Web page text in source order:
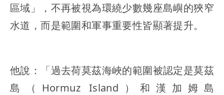
區域」，不再被視為環繞少數幾座島嶼的狹窄
水道，而是範圍和軍事重要性皆顯著提升。
他說：「過去荷莫茲海峽的範圍被認定是莫茲
島（Hormuz Island）和漢加姆島